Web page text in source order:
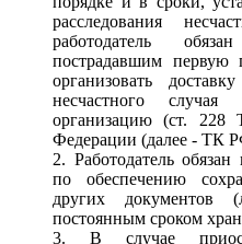
расследования
работодатель
пострадавшим первую
организовать
несчастного
организацию (ст. 228
Федерации (далее - ТК
Работодатель
по обеспечению
других документов
постоянным сроком
В случае